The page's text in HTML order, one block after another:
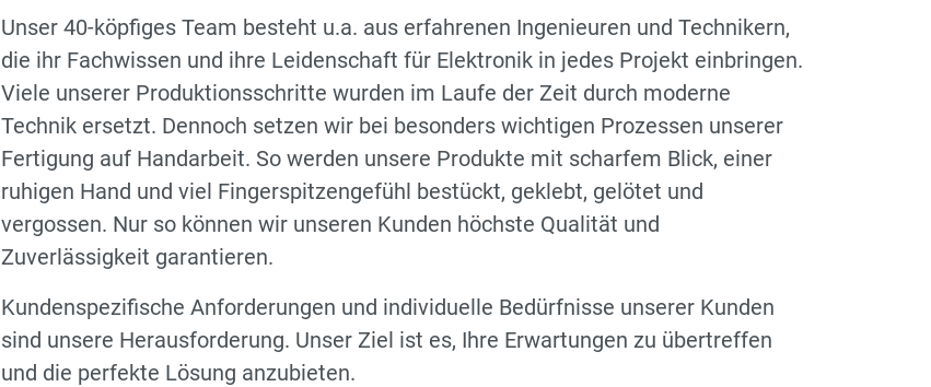
Unser 40-köpfiges Team besteht u.a. aus erfahrenen Ingenieuren und Technikern,
die ihr Fachwissen und ihre Leidenschaft für Elektronik in jedes Projekt einbringen.
Viele unserer Produktionsschritte wurden im Laufe der Zeit durch moderne
Technik ersetzt. Dennoch setzen wir bei besonders wichtigen Prozessen unserer
Fertigung auf Handarbeit. So werden unsere Produkte mit scharfem Blick, einer
ruhigen Hand und viel Fingerspitzengefühl bestückt, geklebt, gelötet und
vergossen. Nur so können wir unseren Kunden höchste Qualität und
Zuverlässigkeit garantieren.
Kundenspezifische Anforderungen und individuelle Bedürfnisse unserer Kunden
sind unsere Herausforderung. Unser Ziel ist es, Ihre Erwartungen zu übertreffen
und die perfekte Lösung anzubieten.